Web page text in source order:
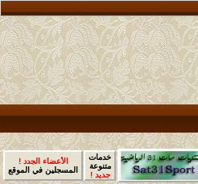
خدمات
متنوعة
جديد !
الأعضاء الجدد !
المسجلين في الموقع